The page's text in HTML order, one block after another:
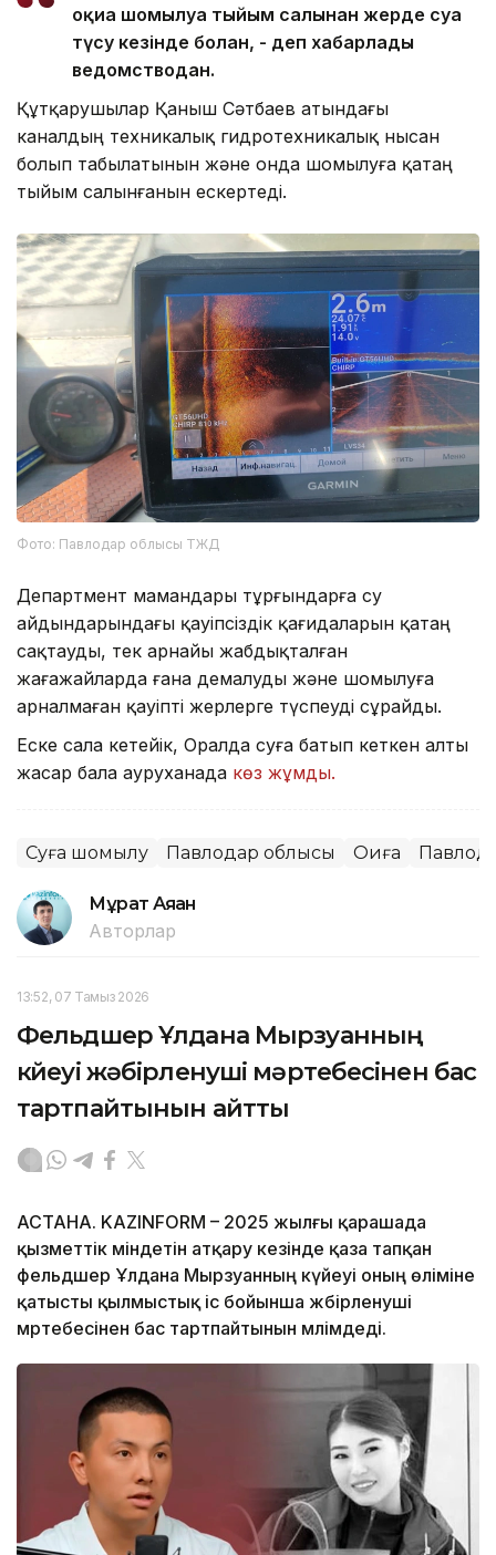
оқиға шомылуға тыйым салынған жерде суға
түсу кезінде болған, - деп хабарлады
ведомстводан.
Құтқарушылар Қаныш Сәтбаев атындағы
каналдың техникалық гидротехникалық нысан
болып табылатынын және онда шомылуға қатаң
тыйым салынғанын ескертеді.
Фото: Павлодар облысы ТЖД
Департмент мамандары тұрғындарға су
айдындарындағы қауіпсіздік қағидаларын қатаң
сақтауды, тек арнайы жабдықталған
жағажайларда ғана демалуды және шомылуға
арналмаған қауіпті жерлерге түспеуді сұрайды.
Еске сала кетейік, Оралда суға батып кеткен алты
жасар бала ауруханада көз жұмды.
Суға шомылу Павлодар облысы Оқиға
Мұрат Аяған
Авторлар
13:52, 07 Тамыз 2026
Фельдшер Ұлдана Мырзуанның
күйеуі жәбірленуші мәртебесінен бас
тартпайтынын айтты
АСТАНА. KAZINFORM – 2025 жылғы қарашада
қызметтік міндетін атқару кезінде қаза тапқан
фельдшер Ұлдана Мырзуанның күйеуі оның өліміне
қатысты қылмыстық іс бойынша жәбірленуші
мәртебесінен бас тартпайтынын мәлімдеді.